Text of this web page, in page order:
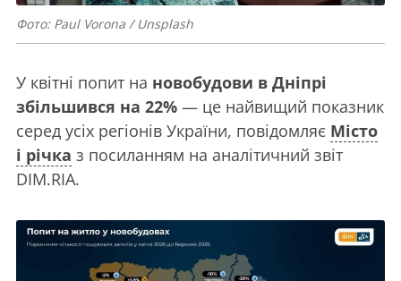
Фото: Paul Vorona / Unsplash
У квітні попит на новобудови в Дніпрі
збільшився на 22% — це найвищий показник
серед усіх регіонів України, повідомляє Місто
і річка з посиланням на аналітичний звіт
DIM.RIA.